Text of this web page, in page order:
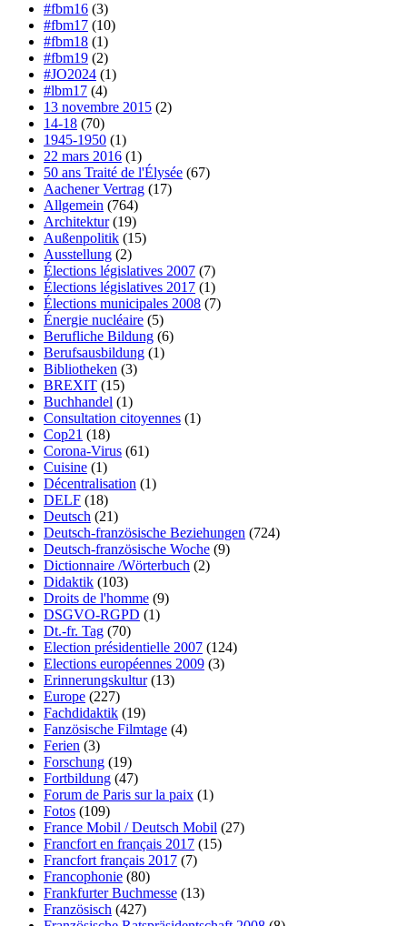
#fbm16 (3)
#fbm17 (10)
#fbm18 (1)
#fbm19 (2)
#JO2024 (1)
#lbm17 (4)
13 novembre 2015 (2)
14-18 (70)
1945-1950 (1)
22 mars 2016 (1)
50 ans Traité de l'Élysée (67)
Aachener Vertrag (17)
Allgemein (764)
Architektur(19)
Außenpolitik (15)
Ausstellung (2)
Élections législatives 2007 (7)
Élections législatives 2017 (1)
Élections municipales 2008 (7)
Énergie nucléaire (5)
Berufliche Bildung (6)
Berufsausbildung (1)
Bibliotheken (3)
BREXIT (15)
Buchhandel (1)
Consultation citoyennes (1)
Cop21 (18)
Corona-Virus (61)
Cuisine (1)
Décentralisation (1)
DELF (18)
Deutsch (21)
Deutsch-französische Beziehungen (724)
Deutsch-französische Woche (9)
Dictionnaire /Wörterbuch (2)
Didaktik (103)
Droits de l'homme (9)
DSGVO-RGPD (1)
Dt.-fr. Tag (70)
Election présidentielle 2007 (124)
Elections européennes 2009 (3)
Erinnerungskultur(13)
Europe (227)
Fachdidaktik (19)
Fanzösische Filmtage (4)
Ferien (3)
Forschung (19)
Fortbildung (47)
Forum de Paris sur la paix (1)
Fotos (109)
France Mobil / Deutsch Mobil (27)
Francfort en français 2017 (15)
Francfort français 2017 (7)
Francophonie (80)
Frankfurter Buchmesse (13)
Französisch (427)